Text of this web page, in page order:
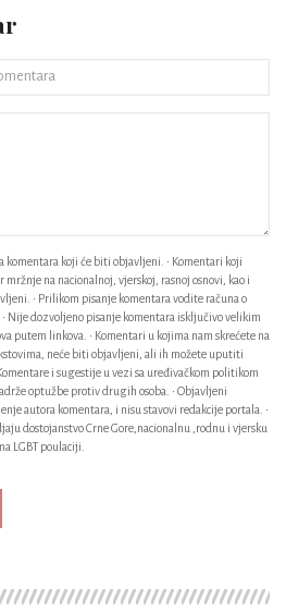
komentara koji će biti objavljeni. • Komentari koji
na nacionalnoj, vjerskoj, rasnoj osnovi, kao i
• Prilikom pisanje komentara vodite računa o
Nije dozvoljeno pisanje komentara isključivo velikim
putem linkova. • Komentari u kojima nam skrećete na
neće biti objavljeni, ali ih možete uputiti
i sugestije u vezi sa uređivačkom politikom
optužbe protiv drugih osoba. • Objavljeni
autora komentara, i nisu stavovi redakcije portala. •
dostojanstvo Crne Gore,nacionalnu ,rodnu i vjersku
LGBT poulaciji.